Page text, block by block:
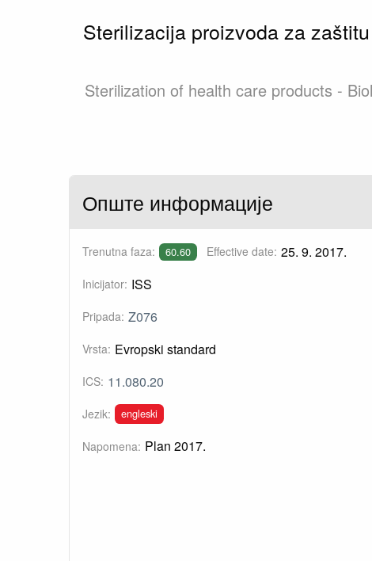
Sterilizacija proizvoda za
Sterilization of health care products -
Опште информације
Trenutna faza: 60.60 Effective date: 25. 9. 2017.
Inicijator: ISS
Pripada: Z076
Vrsta: Evropski standard
ICS: 11.080.20
Jezik: engleski
Napomena: Plan 2017.